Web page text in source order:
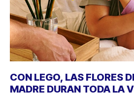
CON LEGO, LAS FLORES
MADRE DURAN TODA LA